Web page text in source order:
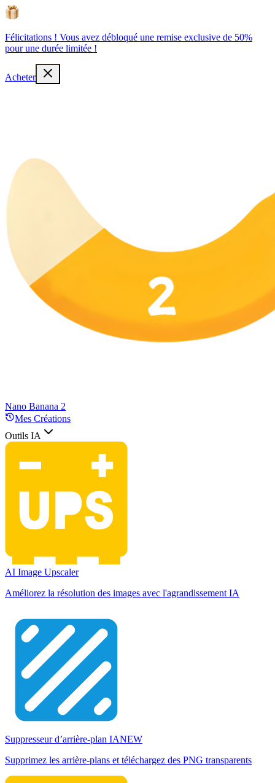
Félicitations ! Vous avez débloqué une remise exclusive de 50%
pour une durée limitée !
Acheter
Nano Banana 2
Mes Créations
Outils IA
AI Image Upscaler
Améliorez la résolution des images avec l'agrandissement IA
Suppresseur d’arrière-plan IANEW
Supprimez les arrière-plans et téléchargez des PNG transparents